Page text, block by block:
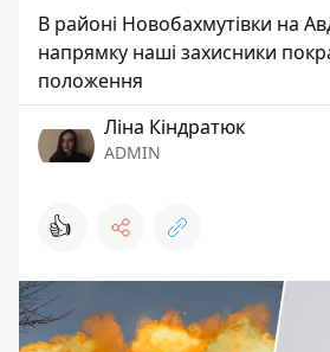
В районі Новобахмутівки на
напрямку наші захисники
положення
Ліна Кіндратюк
ADMIN
👍